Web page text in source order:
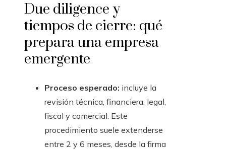
Due diligence y
tiempos de cierre: qué
prepara una empresa
emergente
Proceso esperado: incluye la
revisión técnica, financiera, legal,
fiscal y comercial. Este
procedimiento suele extenderse
entre 2 y 6 meses, desde la firma